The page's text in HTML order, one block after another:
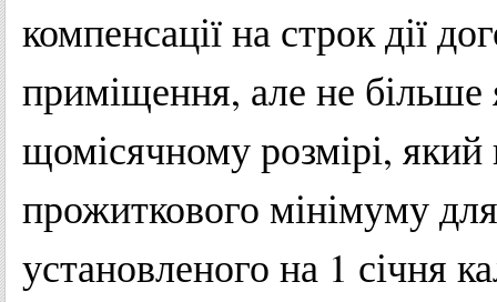
компенсації на строк дії
приміщення, але не більше
щомісячному розмірі,
прожиткового мінімуму
установленого на 1 січня